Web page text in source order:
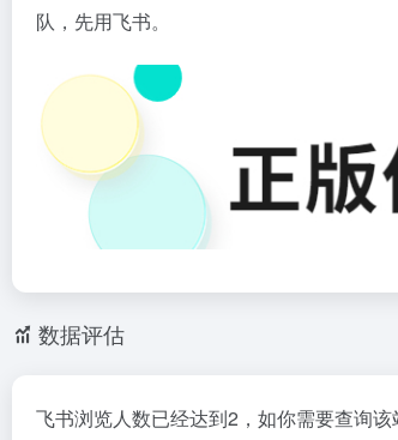
队，先用飞书。
数据评估
飞书浏览人数已经达到2，如你需要查询